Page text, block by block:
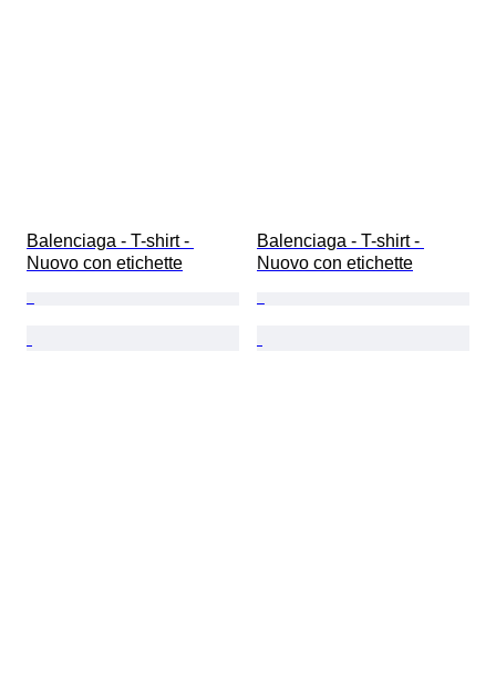
Balenciaga - T-shirt -
Nuovo con etichette
Balenciaga - T-shirt -
Nuovo con etichette